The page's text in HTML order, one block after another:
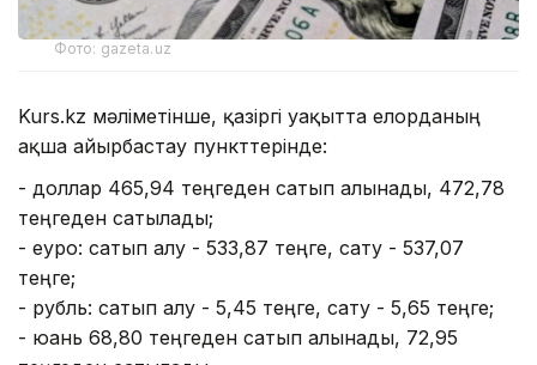
Фото: gazeta.uz
Kurs.kz мәліметінше, қазіргі уақытта елорданың
ақша айырбастау пункттерінде:
- доллар 465,94 теңгеден сатып алынады, 472,78
теңгеден сатылады;
- еуро: сатып алу - 533,87 теңге, сату - 537,07
теңге;
- рубль: сатып алу - 5,45 теңге, сату - 5,65 теңге;
- юань 68,80 теңгеден сатып алынады, 72,95